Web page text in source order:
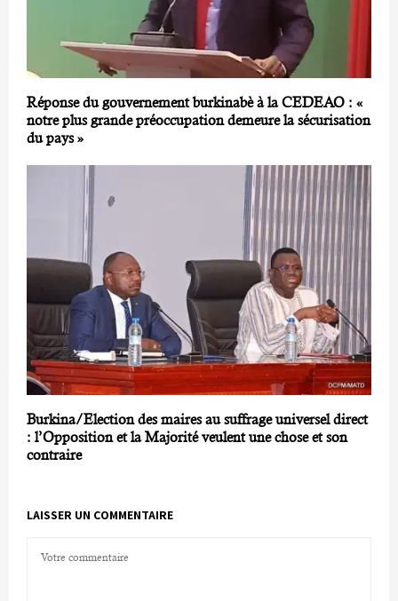
Réponse du gouvernement burkinabè à la CEDEAO : «
notre plus grande préoccupation demeure la sécurisation
du pays »
Burkina/Election des maires au suffrage universel direct
: l’Opposition et la Majorité veulent une chose et son
contraire
LAISSER UN COMMENTAIRE